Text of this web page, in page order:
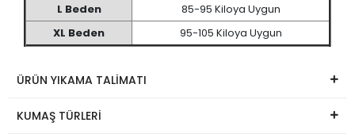
L Beden
85-95 Kiloya Uygun
XL Beden
95-105 Kiloya Uygun
ÜRÜN YIKAMA TALİMATI
KUMAŞ TÜRLERİ